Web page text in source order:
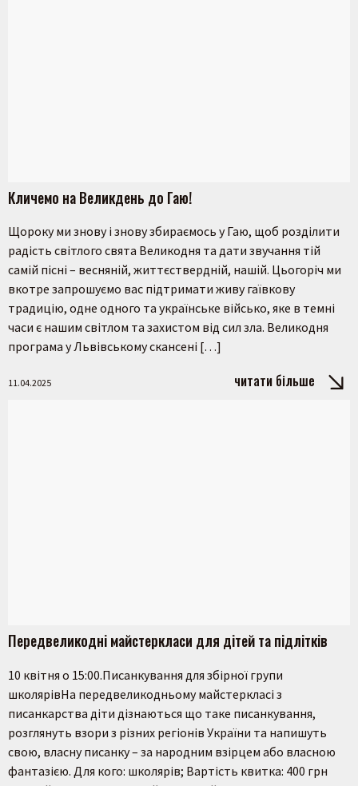
Пошук на сайті
Кличемо на Великдень до Гаю!
Щороку ми знову і знову збираємось у Гаю, щоб розділити
радість світлого свята Великодня та дати звучання тій
самій пісні – весняній, життєствердній, нашій. Цьогоріч ми
вкотре запрошуємо вас підтримати живу гаївкову
традицію, одне одного та українське військо, яке в темні
часи є нашим світлом та захистом від сил зла. Великодня
програма у Львівському скансені […]
11.04.2025 читати більше
Передвеликодні майстеркласи для дітей та підлітків
10 квітня о 15:00.Писанкування для збірної групи
школярівНа передвеликодньому майстеркласі з
писанкарства діти дізнаються що таке писанкування,
розглянуть взори з різних регіонів України та напишуть
свою, власну писанку – за народним взірцем або власною
фантазією. Для кого: школярів; Вартість квитка: 400 грн